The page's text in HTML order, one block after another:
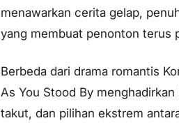
menawarkan cerita gelap,
yang membuat penonton terus
Berbeda dari drama romantis
As You Stood By
takut, dan pilihan ekstrem